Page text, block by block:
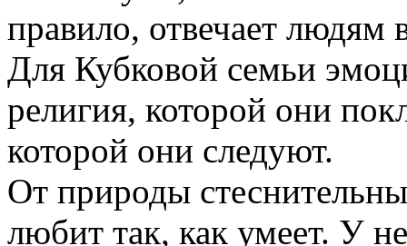
правило, отвечает людям
Для Кубковой семьи
религия, которой они
которой они следуют.
От природы
любит так, как умеет. У